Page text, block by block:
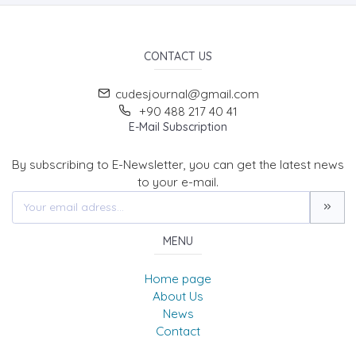
CONTACT US
cudesjournal@gmail.com
+90 488 217 40 41
E-Mail Subscription
By subscribing to E-Newsletter, you can get the latest news
to your e-mail.
MENU
Home page
About Us
News
Contact